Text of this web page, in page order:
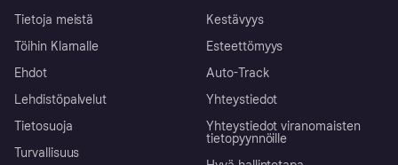
Tietoja meistä
Töihin Klarnalle
Ehdot
Lehdistöpalvelut
Tietosuoja
Turvallisuus
Kestävyys
Esteettömyys
Auto-Track
Yhteystiedot
Yhteystiedot viranomaisten
tietopyynnöille